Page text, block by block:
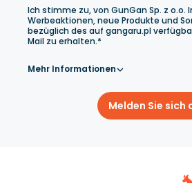
Ich stimme zu, von GunGan Sp. z
Werbeaktionen, neue Produkte und
bezüglich des auf gangaru.pl
Mail zu erhalten.*
Mehr Informationen
Melden Sie sich